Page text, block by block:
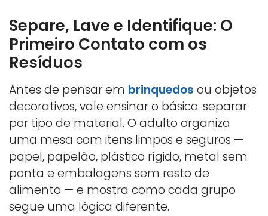
Separe, Lave e Identifique: O
Primeiro Contato com os
Resíduos
Antes de pensar em brinquedos ou objetos
decorativos, vale ensinar o básico: separar
por tipo de material. O adulto organiza
uma mesa com itens limpos e seguros —
papel, papelão, plástico rígido, metal sem
ponta e embalagens sem resto de
alimento — e mostra como cada grupo
segue uma lógica diferente.